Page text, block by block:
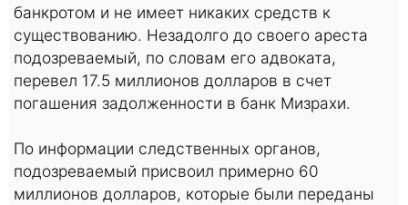
банкротом и не имеет никаких средств к
существованию. Незадолго до своего ареста
подозреваемый, по словам его адвоката,
перевел 17.5 миллионов долларов в счет
погашения задолженности в банк Мизрахи.
По информации следственных органов,
подозреваемый присвоил примерно 60
миллионов долларов, которые были переданы